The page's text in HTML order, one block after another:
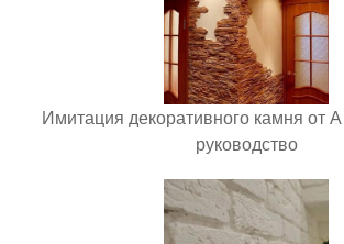
Имитация декоративного камня от
руководство